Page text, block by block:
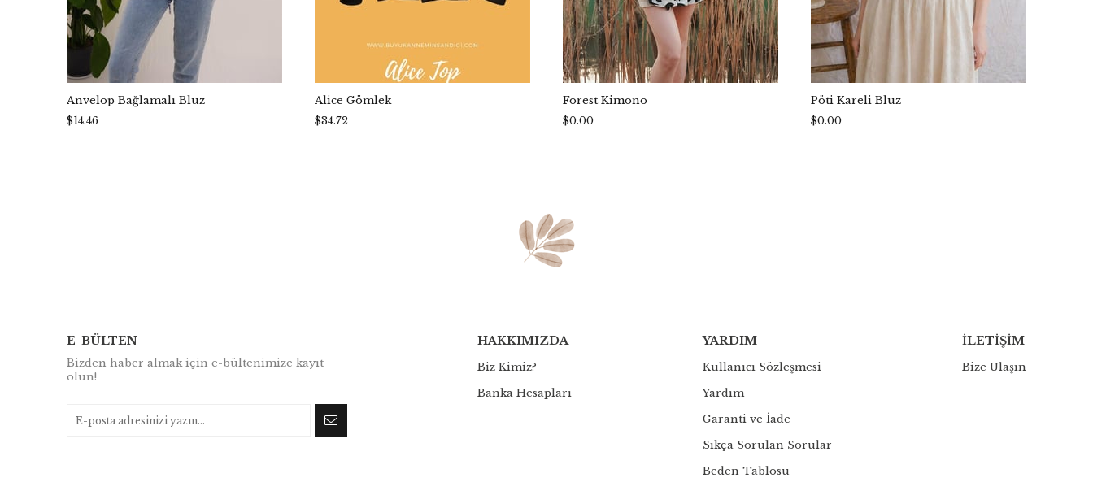
Anvelop Bağlamalı Bluz
$14.46
Alice Gömlek
$34.72
Forest Kimono
$0.00
Pöti Kareli Bluz
$0.00
E-BÜLTEN
Bizden haber almak için e-bültenimize kayıt
olun!
HAKKIMIZDA
Biz Kimiz?
Banka Hesapları
YARDIM
Kullanıcı Sözleşmesi
Yardım
Garanti ve İade
Sıkça Sorulan Sorular
Beden Tablosu
İLETİŞİM
Bize Ulaşın